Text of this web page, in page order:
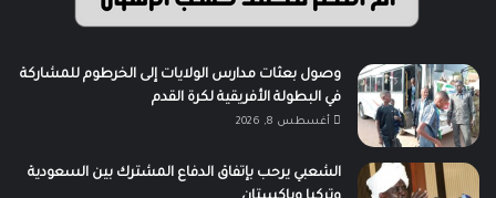
وصول بعثات مدارس الولايات إلى الخرطوم للمشاركة
في البطولة الأفريقية لكرة القدم
أغسطس 8, 2026
الشعبي يرحب بإتفاق الدفاع المشترك بين السعودية